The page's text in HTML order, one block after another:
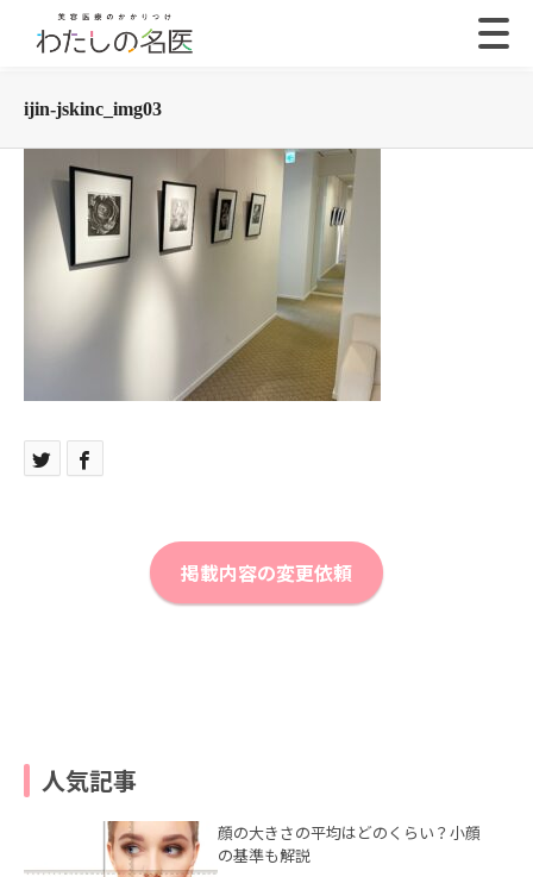
ijin-jskinc_img03
掲載内容の変更依頼
人気記事
顔の大きさの平均はどのくらい？小顔
の基準も解説